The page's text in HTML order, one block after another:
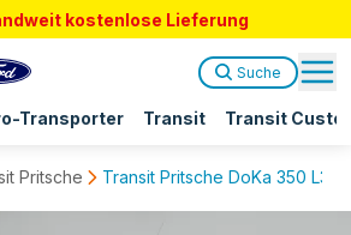
kostenlose Lieferung
Transporter Transit Transit
Suche
Pritsche Transit Pritsche DoKa 350 L3